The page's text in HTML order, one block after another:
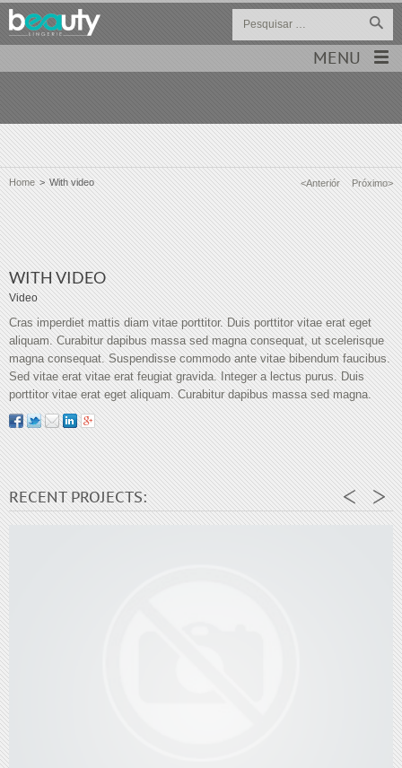
MENU
Home > With video <Anteriór Próximo>
WITH VIDEO
Video
Cras imperdiet mattis diam vitae porttitor. Duis porttitor vitae erat eget
aliquam. Curabitur dapibus massa sed magna consequat, ut scelerisque
magna consequat. Suspendisse commodo ante vitae bibendum faucibus.
Sed vitae erat vitae erat feugiat gravida. Integer a lectus purus. Duis
porttitor vitae erat eget aliquam. Curabitur dapibus massa sed magna.
RECENT PROJECTS: